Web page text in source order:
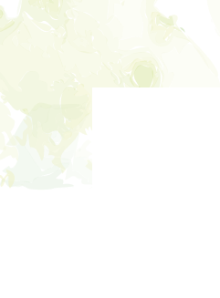
Wsparcie dla firm